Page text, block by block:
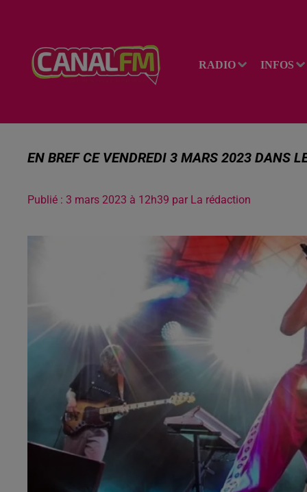
RADIO INFOS
EN BREF CE VENDREDI 3 MARS 2023 DANS
Publié : 3 mars 2023 à 12h39 par La rédaction
6h00 - 9h00
Le réveil de Canal FM